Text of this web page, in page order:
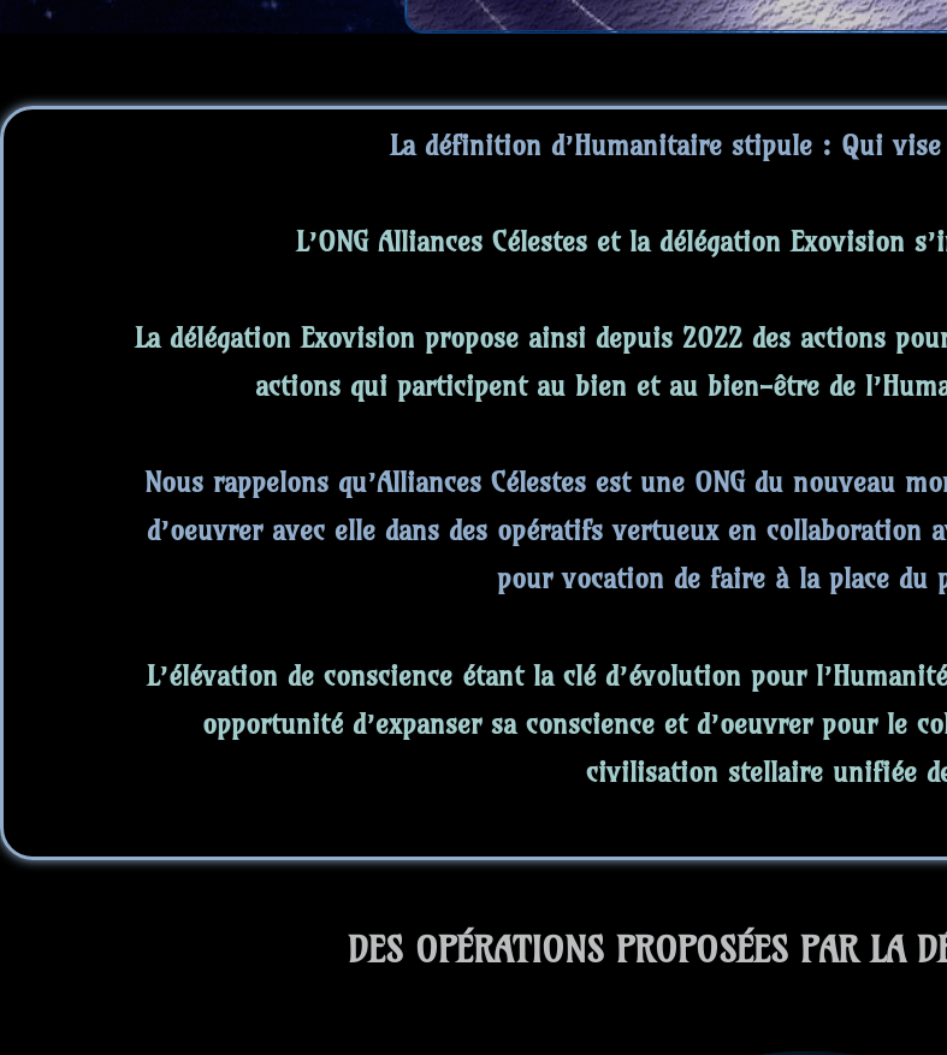
La définition d’Humanitaire stipule : Qui
L’ONG Alliances Célestes et la délégation Exovision
La délégation Exovision propose ainsi depuis 2022 des actions
actions qui participent au bien et au bien-être de
Nous rappelons qu’Alliances Célestes est une ONG du nouveau
d’oeuvrer avec elle dans des opératifs vertueux en collaboration
pour vocation de faire à la place du
L’élévation de conscience étant la clé d’évolution pour
opportunité d’expanser sa conscience et d’oeuvrer pour le
civilisation stellaire unifiée
DES OPÉRATIONS PROPOSÉES PAR LA